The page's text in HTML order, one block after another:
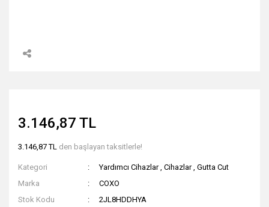
3.146,87 TL
3.146,87 TL den başlayan taksitlerle!
Kategori Yardımcı Cihazlar ,Cihazlar ,Gutta Cut
Marka
COXO
Stok Kodu
2JL8HDDHYA